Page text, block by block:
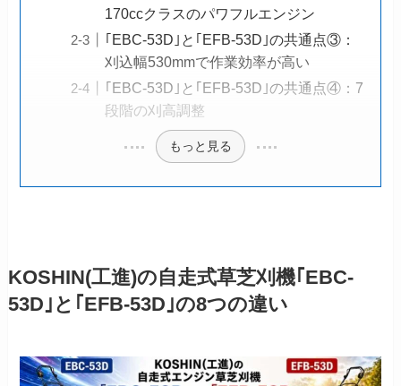
170ccクラスのパワフルエンジン
｢EBC-53D｣と｢EFB-53D｣の共通点③：
刈込幅530mmで作業効率が高い
｢EBC-53D｣と｢EFB-53D｣の共通点④：7
段階の刈高調整
もっと見る
KOSHIN(工進)の自走式草芝刈機｢EBC-
53D｣と｢EFB-53D｣の8つの違い